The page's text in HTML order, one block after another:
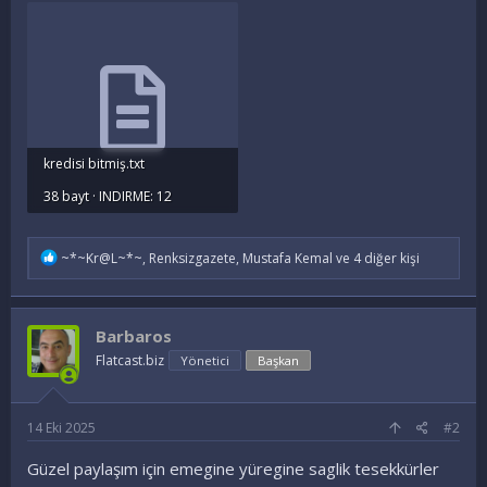
kredisi bitmiş.txt
38 bayt · INDIRME: 12
İ
d
e
l
e
r
:
~*~Kr@L~*~, Renksizgazete, Mustafa Kemal ve 4 diğer kişi
Barbaros
Flatcast.biz Yönetici Başkan
14 Eki 2025 #2
Güzel paylaşım için emegine yüregine saglik tesekkürler